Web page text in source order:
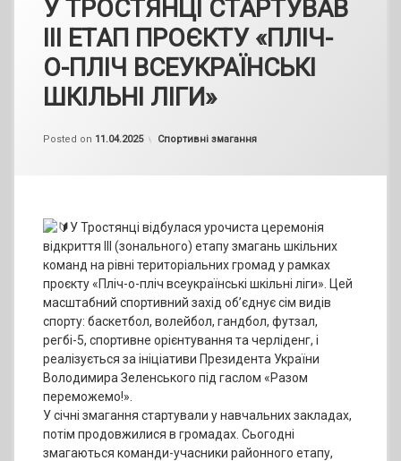
У ТРОСТЯНЦІ СТАРТУВАВ
ІІІ ЕТАП ПРОЄКТУ «ПЛІЧ-
О-ПЛІЧ ВСЕУКРАЇНСЬКІ
ШКІЛЬНІ ЛІГИ»
Posted on 11.04.2025
by
Categories:
Спортивні змагання
У Тростянці відбулася урочиста церемонія
відкриття ІІІ (зонального) етапу змагань шкільних
команд на рівні територіальних громад у рамках
проєкту «Пліч-о-пліч всеукраїнські шкільні ліги». Цей
масштабний спортивний захід об’єднує сім видів
спорту: баскетбол, волейбол, гандбол, футзал,
регбі-5, спортивне орієнтування та черліденг, і
реалізується за ініціативи Президента України
Володимира Зеленського під гаслом «Разом
переможемо!».
У січні змагання стартували у навчальних закладах,
потім продовжилися в громадах. Сьогодні
змагаються команди-учасники районного етапу,